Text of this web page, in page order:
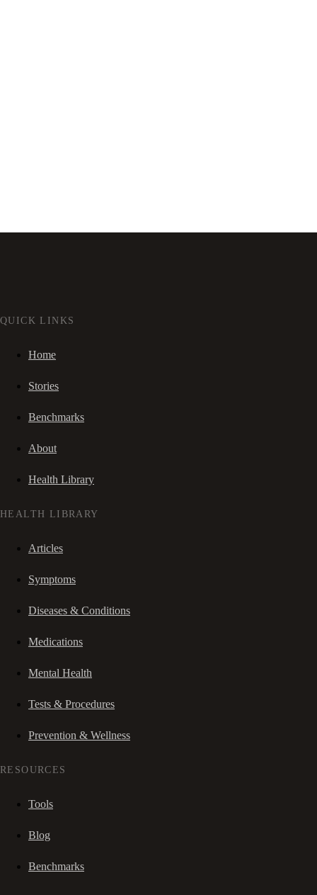
QUICK LINKS
Home
Stories
Benchmarks
About
Health Library
HEALTH LIBRARY
Articles
Symptoms
Diseases & Conditions
Medications
Mental Health
Tests & Procedures
Prevention & Wellness
RESOURCES
Tools
Blog
Benchmarks